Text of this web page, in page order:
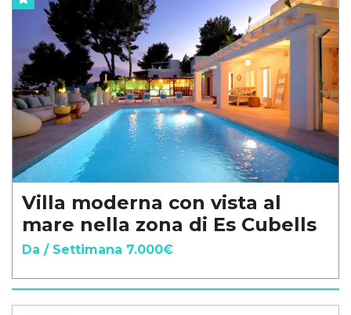
Villa moderna con vista al
mare nella zona di Es Cubells
Da / Settimana 7.000€